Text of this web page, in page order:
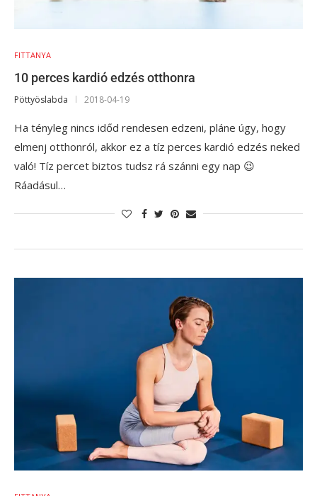
FITTANYA
10 perces kardió edzés otthonra
Pöttyöslabda 2018-04-19
Ha tényleg nincs időd rendesen edzeni, pláne úgy, hogy
elmenj otthonról, akkor ez a tíz perces kardió edzés neked
való! Tíz percet biztos tudsz rá szánni egy nap 😉
Ráadásul…